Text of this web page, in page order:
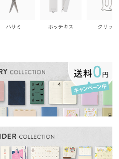
ハサミ ホッチキス クリップ